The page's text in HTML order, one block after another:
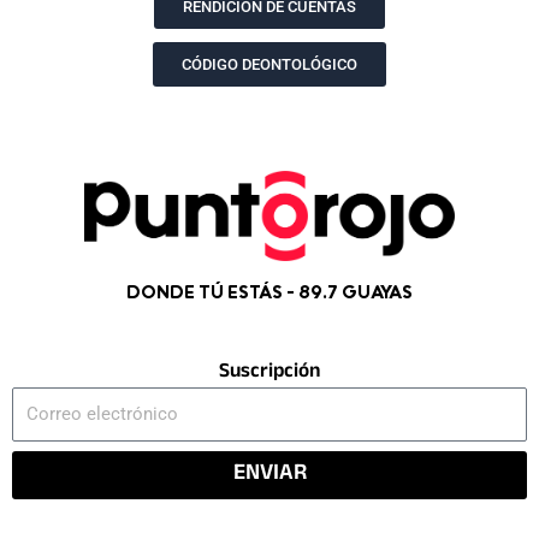
a
m
e
r
RENDICIÓN DE CUENTAS
CÓDIGO DEONTOLÓGICO
DONDE TÚ ESTÁS - 89.7 GUAYAS
Suscripción
ENVIAR